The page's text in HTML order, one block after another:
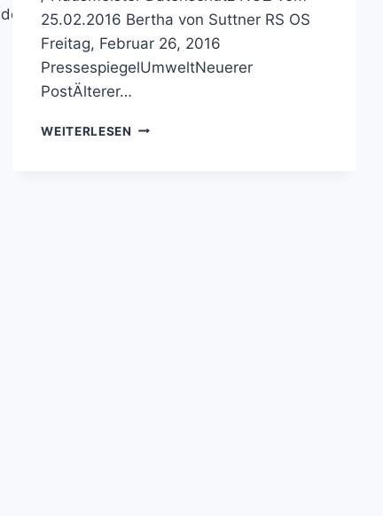
25.02.2016 Bertha von Suttner RS OS
Freitag, Februar 26, 2016
PressespiegelUmweltNeuerer
PostÄlterer…
WEITERLESEN BERTHA-